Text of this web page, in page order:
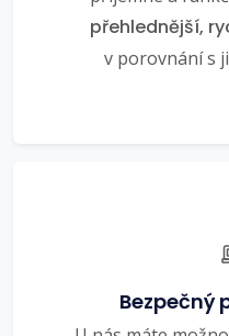
přehlednější,
v porovnání s
Bezpečný